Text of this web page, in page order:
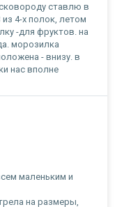
ставлю в
4-х полок, летом
-для фруктов. на
морозилка
- внизу. в
нас вполне
маленьким и
на размеры,